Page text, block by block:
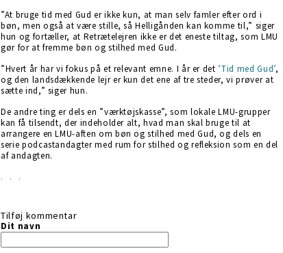
”At bruge tid med Gud er ikke kun, at man selv famler efter ord i
bøn, men også at være stille, så Helligånden kan komme til,” siger
hun og fortæller, at Retrætelejren ikke er det eneste tiltag, som LMU
gør for at fremme bøn og stilhed med Gud.
”Hvert år har vi fokus på et relevant emne. I år er det ’Tid med Gud’,
og den landsdækkende lejr er kun det ene af tre steder, vi prøver at
sætte ind,” siger hun.
De andre ting er dels en ”værktøjskasse”, som lokale LMU-grupper
kan få tilsendt, der indeholder alt, hvad man skal bruge til at
arrangere en LMU-aften om bøn og stilhed med Gud, og dels en
serie podcastandagter med rum for stilhed og refleksion som en del
af andagten.
Tilføj kommentar
Dit navn